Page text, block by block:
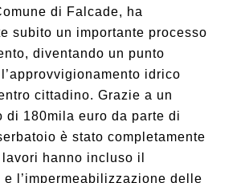
di Falcade, ha
subito un importante processo
diventando un punto
idrico
cittadino. Grazie a un
di 180mila euro da parte di
è stato completamente
hanno incluso il
e l’impermeabilizzazione delle